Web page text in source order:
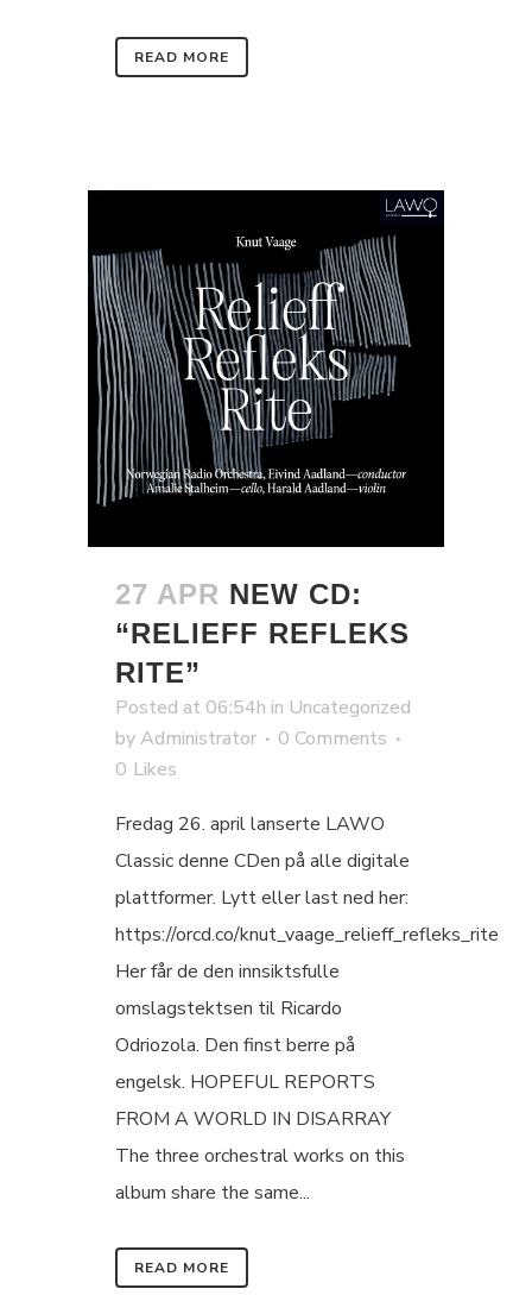
READ MORE
27 APR NEW CD:
“RELIEFF REFLEKS
RITE”
Posted at 06:54h in Uncategorized
byAdministrator
0 Comments
0 Likes
Fredag 26. april lanserte LAWO
Classic denne CDen på alle digitale
plattformer. Lytt eller last ned her:
https://orcd.co/knut_vaage_relieff_refleks_rite
Her får de den innsiktsfulle
omslagstektsen til Ricardo
Odriozola. Den finst berre på
engelsk. HOPEFUL REPORTS
FROM A WORLD IN DISARRAY
The three orchestral works on this
album share the same...
READ MORE